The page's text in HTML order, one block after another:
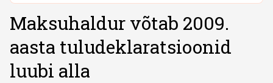
Maksuhaldur võtab 2009.
aasta tuludeklaratsioonid
luubi alla